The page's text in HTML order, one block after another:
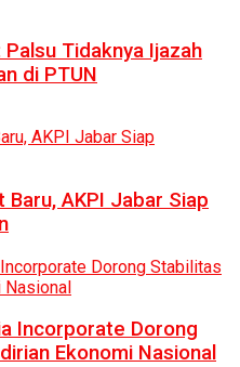
Tidaknya Ijazah
di PTUN
AKPI Jabar Siap
Incorporate Dorong
Ekonomi Nasional